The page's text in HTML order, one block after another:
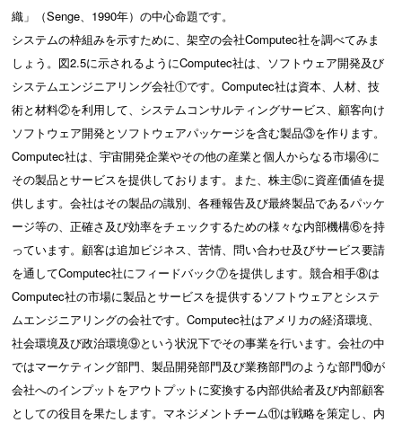
織」（Senge、1990年）の中心命題です。
システムの枠組みを示すために、架空の会社Computec社を調べてみま
しょう。図2.5に示されるようにComputec社は、ソフトウェア開発及び
システムエンジニアリング会社①です。Computec社は資本、人材、技
術と材料②を利用して、システムコンサルティングサービス、顧客向け
ソフトウェア開発とソフトウェアパッケージを含む製品③を作ります。
Computec社は、宇宙開発企業やその他の産業と個人からなる市場④に
その製品とサービスを提供しております。また、株主⑤に資産価値を提
供します。会社はその製品の識別、各種報告及び最終製品であるパッケ
ージ等の、正確さ及び効率をチェックするための様々な内部機構⑥を持
っています。顧客は追加ビジネス、苦情、問い合わせ及びサービス要請
を通してComputec社にフィードバック⑦を提供します。競合相手⑧は
Computec社の市場に製品とサービスを提供するソフトウェアとシステ
ムエンジニアリングの会社です。Computec社はアメリカの経済環境、
社会環境及び政治環境⑨という状況下でその事業を行います。会社の中
ではマーケティング部門、製品開発部門及び業務部門のような部門⑩が
会社へのインプットをアウトプットに変換する内部供給者及び内部顧客
としての役目を果たします。マネジメントチーム⑪は戦略を策定し、内